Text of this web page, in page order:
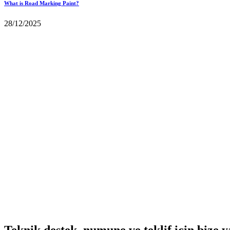
What is Road Marking Paint?
28/12/2025